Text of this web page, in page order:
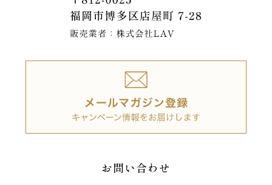
お問い合わせ